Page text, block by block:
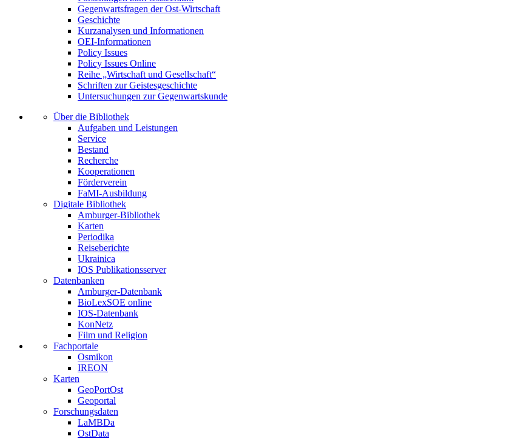
Gegenwartsfragen der Ost-Wirtschaft
Geschichte
Kurzanalysen und Informationen
OEI-Informationen
Policy Issues
Policy Issues Online
Reihe „Wirtschaft und Gesellschaft“
Schriften zur Geistesgeschichte
Untersuchungen zur Gegenwartskunde
Über die Bibliothek
Aufgaben und Leistungen
Service
Bestand
Recherche
Kooperationen
Förderverein
FaMI-Ausbildung
Digitale Bibliothek
Amburger-Bibliothek
Karten
Periodika
Reiseberichte
Ukrainica
IOS Publikationsserver
Datenbanken
Amburger-Datenbank
BioLexSOE online
IOS-Datenbank
KonNetz
Film und Religion
Fachportale
Osmikon
IREON
Karten
GeoPortOst
Geoportal
Forschungsdaten
LaMBDa
OstData